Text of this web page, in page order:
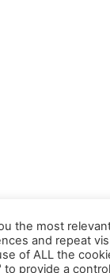
the most
and repeat
of ALL the
to provide a